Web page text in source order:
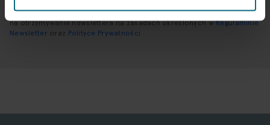
Wprowadzając i zatwierdzając swoje dane osobowe, wyrażasz zgodę
na otrzymywanie newslettera na zasadach określonych wRegulaminie
Newsletter oraz Polityce Prywatności